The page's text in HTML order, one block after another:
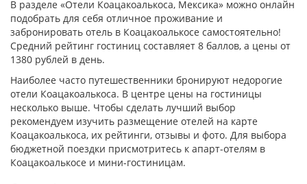
В разделе «Отели Коацакоалькоса, Мексика» можно онлайн
подобрать для себя отличное проживание и
забронировать отель в Коацакоалькосе самостоятельно!
Средний рейтинг гостиниц составляет 8 баллов, а цены от
1380 рублей в день.
Наиболее часто путешественники бронируют недорогие
отели Коацакоалькоса. В центре цены на гостиницы
несколько выше. Чтобы сделать лучший выбор
рекомендуем изучить размещение отелей на карте
Коацакоалькоса, их рейтинги, отзывы и фото. Для выбора
бюджетной поездки присмотритесь к апарт-отелям в
Коацакоалькосе и мини-гостиницам.